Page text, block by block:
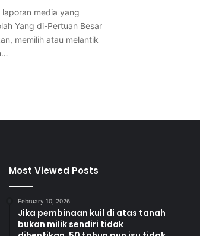
laporan media yang
Yang di-Pertuan Besar
memilih atau melantik
Most Viewed Posts
February 10, 2026
Jika pembinaan kuil di atas tanah
bukan milik sendiri tidak